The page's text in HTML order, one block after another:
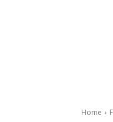
Home